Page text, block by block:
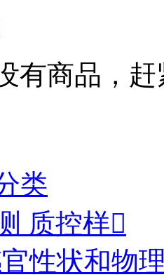
有商品，
类
质控样
性状和物